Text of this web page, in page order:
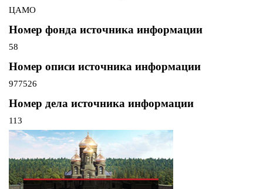
ЦАМО
Номер фонда источника информации
58
Номер описи источника информации
977526
Номер дела источника информации
113